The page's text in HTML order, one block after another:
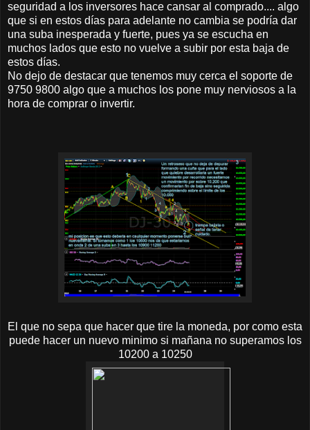
seguridad a los inversores hace cansar al comprado.... algo
que si en estos días para adelante no cambia se podría dar
una suba inesperada y fuerte, pues ya se escucha en
muchos lados que esto no vuelve a subir por esta baja de
estos días.
No dejo de destacar que tenemos muy cerca el soporte de
9750 9800 algo que a muchos los pone muy nerviosos a la
hora de comprar o invertir.
El que no sepa que hacer que tire la moneda, por como esta
puede hacer un nuevo minimo si mañana no superamos los
10200 a 10250